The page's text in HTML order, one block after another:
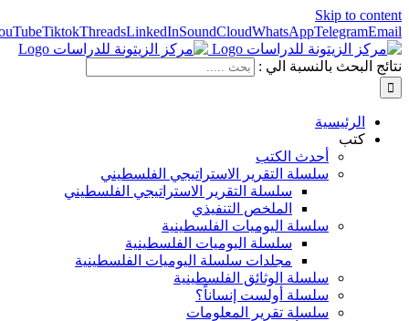
Skip to content
TiktokThreadsLinkedInSoundCloudWhatsAppTelegramEmail
نتائج البحث بالنسبة الي :
الرئيسية
كتب
أحدث الكتب
سلسلة التقرير الاستراتيجي الفلسطيني
سلسلة التقرير الاستراتيجي الفلسطيني
الملخص التنفيذي
سلسلة اليوميات الفلسطينية
سلسلة اليوميات الفلسطينية
مجلدات سلسلة اليوميات الفلسطينية
سلسلة الوثائق الفلسطينية
سلسلة أولست إنساناً؟
سلسلة تقرير المعلومات